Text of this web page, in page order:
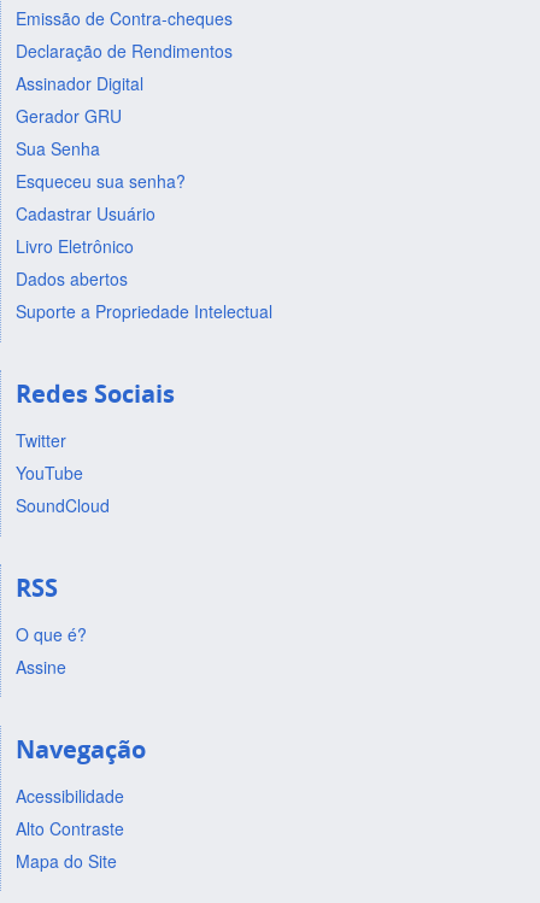
Emissão de Contra-cheques
Declaração de Rendimentos
Assinador Digital
Gerador GRU
Sua Senha
Esqueceu sua senha?
Cadastrar Usuário
Livro Eletrônico
Dados abertos
Suporte a Propriedade Intelectual
Redes Sociais
Twitter
YouTube
SoundCloud
RSS
O que é?
Assine
Navegação
Acessibilidade
Alto Contraste
Mapa do Site